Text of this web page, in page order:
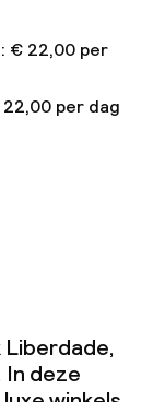
€ 22,00 per
per dag
Liberdade,
In deze